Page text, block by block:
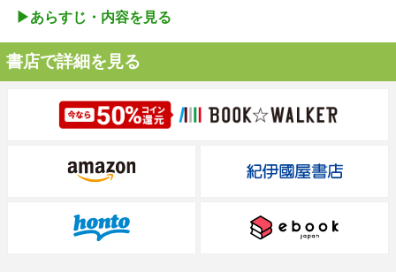
▶︎あらすじ・内容を見る
書店で詳細を見る